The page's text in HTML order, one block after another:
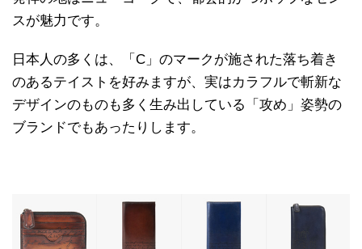
スが魅力です。
日本人の多くは、「C」のマークが施された落ち着き
のあるテイストを好みますが、実はカラフルで斬新な
デザインのものも多く生み出している「攻め」姿勢の
ブランドでもあったりします。